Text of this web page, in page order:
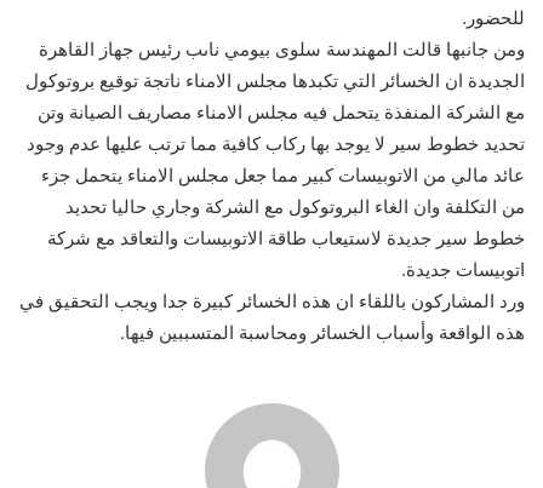
للحضور.
ومن جانبها قالت المهندسة سلوى بيومي ناىب رئيس جهاز القاهرة
الجديدة ان الخسائر التي تكبدها مجلس الامناء ناتجة توقيع بروتوكول
مع الشركة المنفذة يتحمل فيه مجلس الامناء مصاريف الصيانة وتن
تحديد خطوط سير لا يوجد بها ركاب كافية مما ترتب عليها عدم وجود
عائد مالي من الاتوبيسات كبير مما جعل مجلس الامناء يتحمل جزء
من التكلفة وان الغاء البروتوكول مع الشركة وجاري حاليا تحديد
خطوط سير جديدة لاستيعاب طاقة الاتوبيسات والتعاقد مع شركة
اتوبيسات جديدة.
ورد المشاركون باللقاء ان هذه الخسائر كبيرة جدا ويجب التحقيق في
هذه الواقعة وأسباب الخسائر ومحاسبة المتسببين فيها.